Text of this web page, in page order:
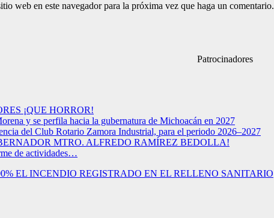
web en este navegador para la próxima vez que haga un comentario.
Patrocinadores
¡QUE HORROR!
y se perfila hacia la gubernatura de Michoacán en 2027
del Club Rotario Zamora Industrial, para el periodo 2026–2027
MTRO. ALFREDO RAMÍREZ BEDOLLA!
de actividades…
EL INCENDIO REGISTRADO EN EL RELLENO SANITARIO